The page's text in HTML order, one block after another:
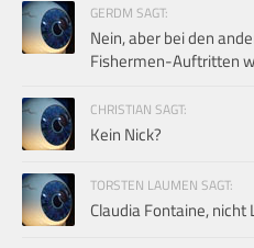
GERDM SAGT:
Nein, aber bei den
Fishermen-Auftritten
CHRISTIAN SAGT:
Kein Nick?
TORSTEN LAUMEN SAGT:
Claudia Fontaine, nicht